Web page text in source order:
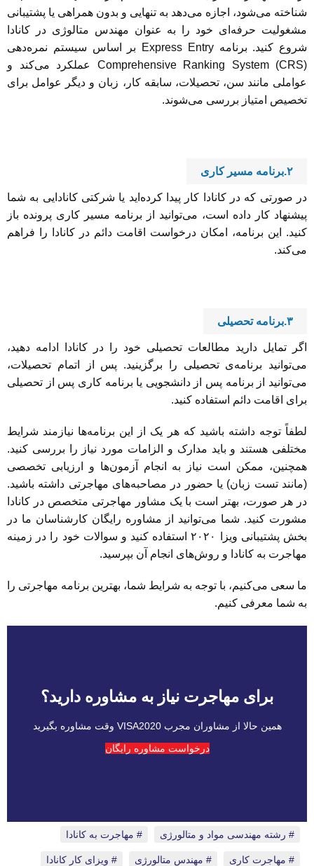
شناخته می‌شود، اجازه می‌دهد به تنهایی و بدون همراهی یا پشتیبانی
مشغولیت حرفه‌ای خود را به عنوان مهندس متالوژی در کانادا
شروع کنید. برنامه Express Entry بر اساس سیستم نمره‌دهی
Comprehensive Ranking System (CRS) عملکرد می‌کند و
عواملی مانند سن، تحصیلات، سابقه کار، زبان و دیگر عوامل برای
تخصیص امتیاز بررسی می‌شوند.
۲.برنامه مسیر کاری
در صورتی که در کانادا کار پیدا کرده‌اید یا شرکتی کانادایی به شما
پیشنهاد کار داده است، می‌توانید از برنامه مسیر کاری پرونده باز
کنید. این برنامه، امکان درخواست اقامت دائم در کانادا را فراهم
می‌کند.
۳.برنامه تحصیلی
اگر تمایل دارید مطالعات تحصیلی خود را در کانادا ادامه دهید،
می‌توانید برنامه‌ی تحصیلی را برگزینید. پس از اتمام تحصیلات،
می‌توانید از برنامه پس از دانشجویی یا برنامه کاری پس از تحصیلی
برای اقامت دائم استفاده کنید.
لطفاً توجه داشته باشید که هر یک از این برنامه‌ها نیازمند شرایط
مختلفی هستند و باید مدارک و الزامات مورد نیاز را بررسی کنید.
همچنین، ممکن است نیاز به انجام آزمون‌ها و ارزیابی تخصصی
(مانند تست زبان) یا حضور در مصاحبه‌های مهاجرتی داشته باشید.
در هر صورت، بهتر است با یک مشاور مهاجرتی متخصص در کانادا
مشورت کنید. شما می‌توانید از مشاوره رایگان کارشناسان ما در
بخش پشتیبانی ویزا ۲۰۲۰ استفاده کنید و سوالات خود را در زمینه
مهاجرت به کانادا و روش‌های انجام آن بپرسید.
ما سعی می‌کنیم، با توجه به شرایط شما، بهترین برنامه مهاجرتی را
به شما معرفی کنیم.
برای مهاجرت نیاز به مشاوره دارید؟
همین حالا از مشاوران مجرب VISA2020 وقت مشاوره بگیرید
درخواست مشاوره رایگان
رشته مهندسی مواد و متالورژی مهاجرت به کانادا
مهاجرت کاری مهندس متالورژی ویزای کار کانادا